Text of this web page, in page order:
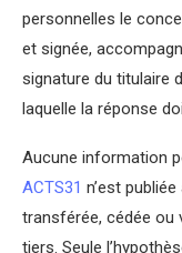
personnelles le
et signée,
signature du titulaire
laquelle la réponse
Aucune information
ACTS31 n’est
transférée, cédée ou
tiers. Seule